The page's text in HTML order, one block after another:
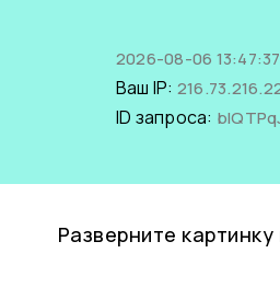
2026-08-06
Ваш IP:
ID запроса:
Разверните